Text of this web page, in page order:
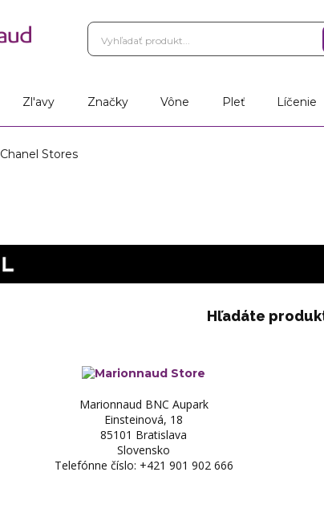
Zl'avy Značky Vône Pleť Líčenie
Chanel Stores
Hľadáte
Marionnaud BNC Aupark
Einsteinová, 18
85101 Bratislava
Slovensko
Telefónne číslo: +421 901 902 666